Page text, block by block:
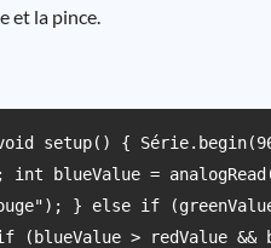
et la pince.
setup() {
int blueValue =
} else if (greenValue
> redValue &&